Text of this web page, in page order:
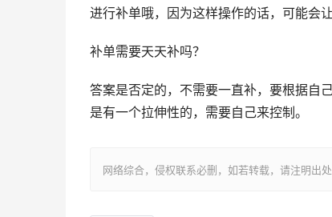
进行补单哦，因为这样操作的话，可能会
补单需要天天补吗？
答案是否定的，不需要一直补，要根据自
是有一个拉伸性的，需要自己来控制。
网络综合，侵权联系必删，如若转载，请注明出